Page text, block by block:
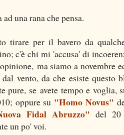
una rana che pensa.
tirare per il bavero da
c'è chi mi 'accusa' di
ma siamo a novembre
dal vento, da che esiste questo
pure, se avete tempo e voglia,
oppure su "Homo Novus"
Fidal Abruzzo" del 20
un po' voi.